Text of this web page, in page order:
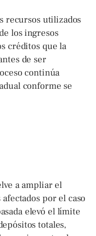
recursos utilizados
los ingresos
créditos que la
de ser
continúa
conforme se
a ampliar el
por el caso
elevó el límite
totales,